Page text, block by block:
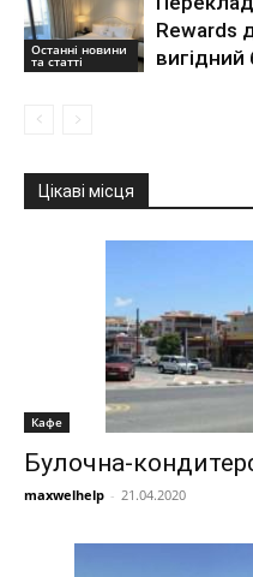
Останні новини
та статті
Rewards
вигідний
Цікаві місця
Кафе
Булочна-
maxwelhelp - 21.04.2020